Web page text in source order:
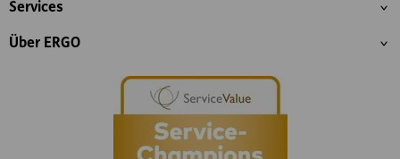
Services
Über ERGO